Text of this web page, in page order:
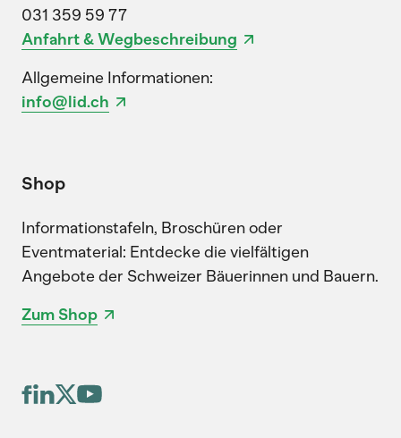
031 359 59 77
Anfahrt & Wegbeschreibung
Allgemeine Informationen:
info@lid.ch
Shop
Informationstafeln, Broschüren oder
Eventmaterial: Entdecke die vielfältigen
Angebote der Schweizer Bäuerinnen und Bauern.
Zum Shop